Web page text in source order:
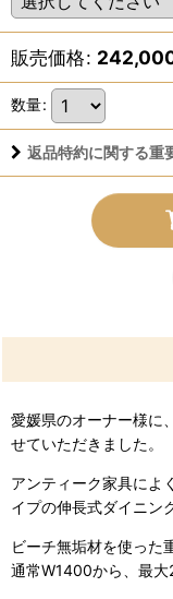
販売価格:
数量:
返品特約に関する重
愛媛県のオーナー様に
せていただきました。
アンティーク家具によ
イプの伸長式ダイニン
ビーチ無垢材を使った
通常W1400から、最大